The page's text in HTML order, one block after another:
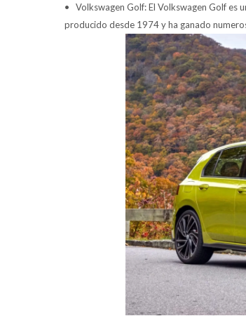
• Volkswagen Golf: El Volkswagen Golf es
producido desde 1974 y ha ganado